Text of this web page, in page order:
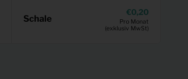
Schale
0,20
Pro Monat
(exklusiv MwSt)